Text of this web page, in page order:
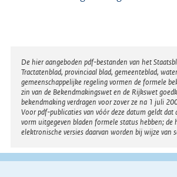
Disclaimer
De hier aangeboden pdf-bestanden van het
Tractatenblad, provinciaal blad, gemeenteblad,
gemeenschappelijke regeling vormen de formele
zin van de Bekendmakingswet en de Rijkswet
bekendmaking verdragen voor zover ze na 1 juli
Voor pdf-publicaties van vóór deze datum geldt dat
vorm uitgegeven bladen formele status hebben; de
elektronische versies daarvan worden bij wijze van